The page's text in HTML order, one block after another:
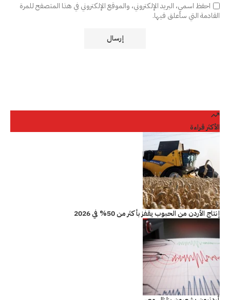
احفظ اسمي، البريد الإلكتروني، والموقع الإلكتروني في هذا المتصفح للمرة
القادمة التي سأعلق فيها.
الأكثر قراءة
إنتاج الأردن من الحبوب يقفز بأكثر من 50% في 2026